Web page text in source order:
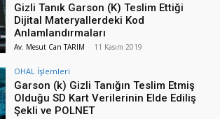
Gizli Tanık Garson (K) Teslim Ettiği
Dijital Materyallerdeki Kod
Anlamlandırmaları
Av. Mesut Can TARIM - 11 Kasım 2019
OHAL İşlemleri
Garson (k) Gizli Tanığın Teslim Etmiş
Olduğu SD Kart Verilerinin Elde Ediliş
Şekli ve POLNET